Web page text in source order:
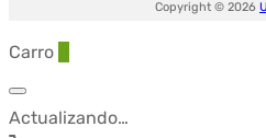
Copyright © 2026
Carro
Actualizando…